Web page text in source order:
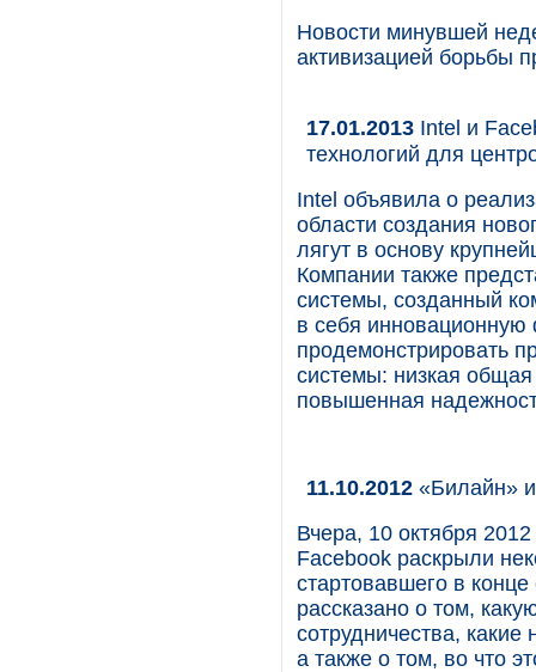
Новости минувшей
активизацией борьбы
17.01.2013 Intel и
технологий для
Intel объявила о
области создания
лягут в основу
Компании также
системы, созданный
в себя инновационную
продемонстрировать
системы: низкая
повышенная
11.10.2012 «Билайн»
Вчера, 10 октября
Facebook раскрыли
стартовавшего в
рассказано о том,
сотрудничества,
а также о том, во что